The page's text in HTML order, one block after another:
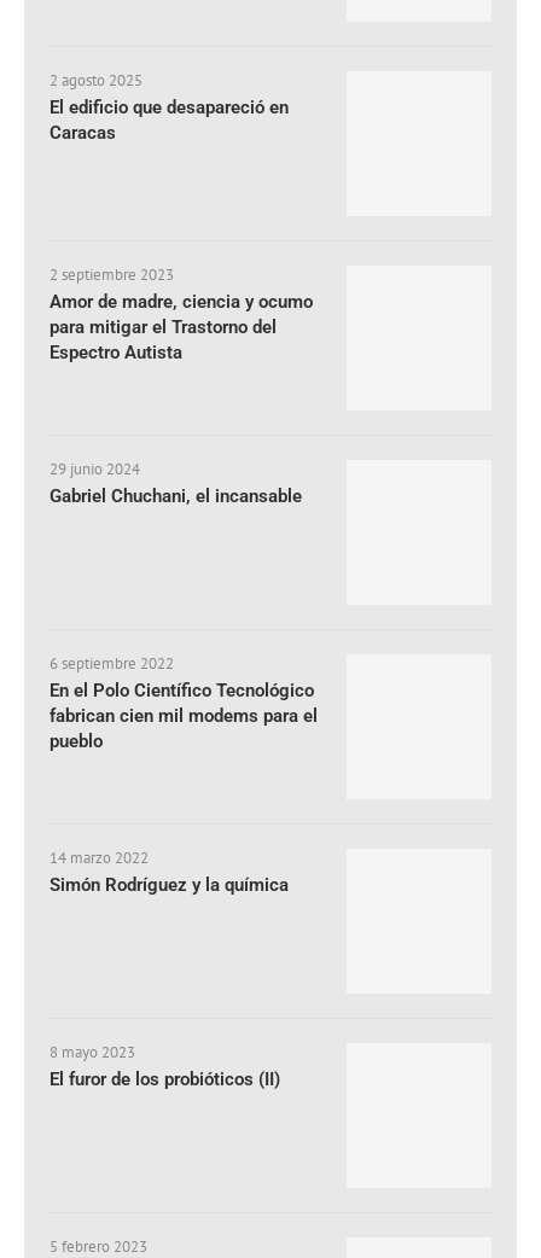
2 agosto 2025
El edificio que desapareció en
Caracas
2 septiembre 2023
Amor de madre, ciencia y ocumo
para mitigar el Trastorno del
Espectro Autista
29 junio 2024
Gabriel Chuchani, el incansable
6 septiembre 2022
En el Polo Científico Tecnológico
fabrican cien mil modems para el
pueblo
14 marzo 2022
Simón Rodríguez y la química
8 mayo 2023
El furor de los probióticos (II)
5 febrero 2023